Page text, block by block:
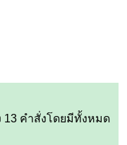
13 คำสั่งโดยมีทั้งหมด